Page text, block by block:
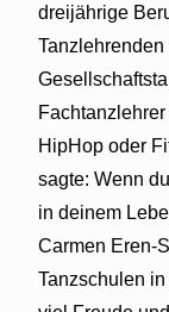
dreijährige
HipHop oder
sagte: Wenn
in deinem
Carmen Eren-
Tanzschulen